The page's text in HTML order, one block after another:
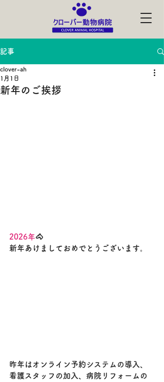
記事
新年のご挨拶
clover-ah
1月1日
2026年🐴
新年あけましておめでとうございます。
昨年はオンライン予約システムの導入、
看護スタッフの加入、病院リフォームの